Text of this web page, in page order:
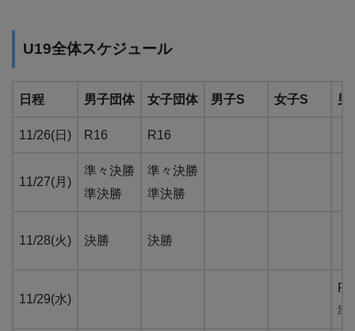
U19全体スケジュール
日程 男子団体 女子団体 男子S 女子S 男
11/26(日) R16 R16
11/27(月)
準々決勝
準決勝
準々決勝
準決勝
11/28(火) 決勝 決勝
11/29(水)
準